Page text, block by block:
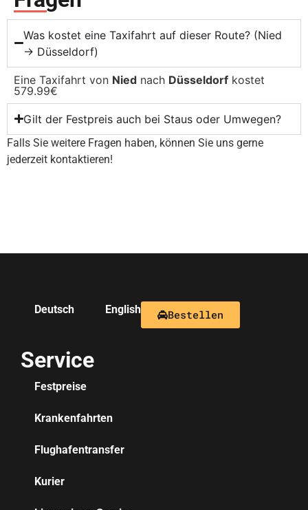
Was kostet eine Taxifahrt auf dieser Route? (Nied
→ Düsseldorf)
Eine Taxifahrt von Nied nach Düsseldorf kostet
579.99€
Gilt der Festpreis auch bei Staus oder Umwegen?
Falls Sie weitere Fragen haben, können Sie uns gerne
jederzeit kontaktieren!
Deutsch English Bestellen
Service
Festpreise
Krankenfahrten
Flughafentransfer
Kurier